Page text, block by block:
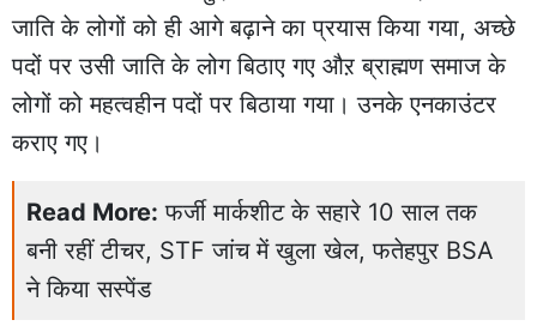
जाति के लोगों को ही आगे बढ़ाने का प्रयास किया गया, अच्छे
पदों पर उसी जाति के लोग बिठाए गए औऱ ब्राह्मण समाज के
लोगों को महत्वहीन पदों पर बिठाया गया। उनके एनकाउंटर
कराए गए।
Read More: फर्जी मार्कशीट के सहारे 10 साल तक
बनी रहीं टीचर, STF जांच में खुला खेल, फतेहपुर BSA
ने किया सस्पेंड